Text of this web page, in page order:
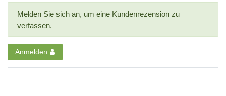
Melden Sie sich an, um eine Kundenrezension zu
verfassen.
Anmelden